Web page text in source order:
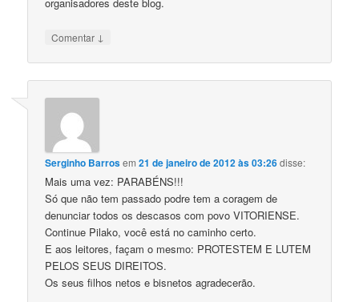
organisadores deste blog.
Comentar ↓
Serginho Barrosem21 de janeiro de 2012 às 03:26disse:
Mais uma vez: PARABÉNS!!!
Só que não tem passado podre tem a coragem de
denunciar todos os descasos com povo VITORIENSE.
Continue Pilako, você está no caminho certo.
E aos leitores, façam o mesmo: PROTESTEM E LUTEM
PELOS SEUS DIREITOS.
Os seus filhos netos e bisnetos agradecerão.